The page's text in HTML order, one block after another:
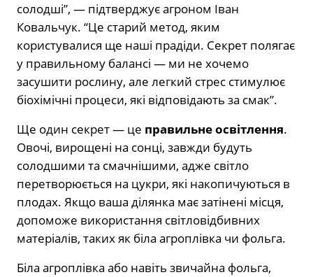
солодші”, — підтверджує агроном Іван
Ковальчук. “Це старий метод, яким
користувалися ще наші прадіди. Секрет полягає
у правильному балансі — ми не хочемо
засушити рослину, але легкий стрес стимулює
біохімічні процеси, які відповідають за смак”.
Ще один секрет — це правильне освітлення.
Овочі, вирощені на сонці, завжди будуть
солодшими та смачнішими, адже світло
перетворюється на цукри, які накопичуються в
плодах. Якщо ваша ділянка має затінені місця,
допоможе використання світловідбивних
матеріалів, таких як біла агроплівка чи фольга.
Біла агроплівка або навіть звичайна фольга,